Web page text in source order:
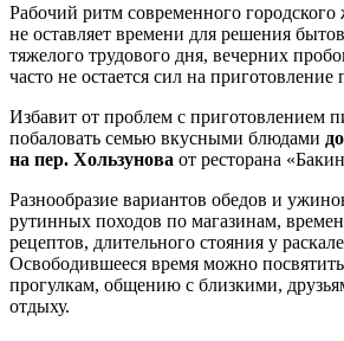
Рабочий ритм современного городского
не оставляет времени для решения
тяжелого трудового дня, вечерних
часто не остается сил на
Избавит от проблем с приготовлением
побаловать семью вкусными блюдами
на пер. Хользунова от ресторана
Разнообразие вариантов обедов и
рутинных походов по магазинам,
рецептов, длительного стояния у
Освободившееся время можно посвятить
прогулкам, общению с близкими,
отдыху.